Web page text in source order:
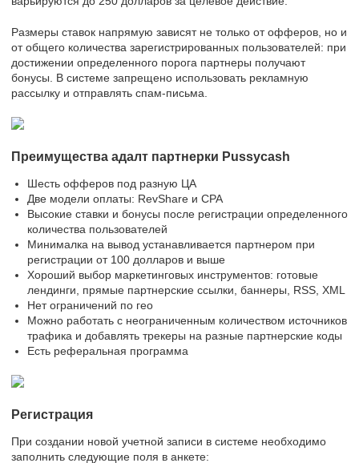
Размеры ставок напрямую зависят не только от офферов, но и
от общего количества зарегистрированных пользователей: при
достижении определенного порога партнеры получают
бонусы. В системе запрещено использовать рекламную
рассылку и отправлять спам-письма.
Преимущества адалт партнерки Pussycash
Шесть офферов под разную ЦА
Две модели оплаты: RevShare и CPA
Высокие ставки и бонусы после регистрации определенного
количества пользователей
Минималка на вывод устанавливается партнером при
регистрации от 100 долларов и выше
Хороший выбор маркетинговых инструментов: готовые
лендинги, прямые партнерские ссылки, баннеры, RSS, XML
Нет ограничений по гео
Можно работать с неограниченным количеством источников
трафика и добавлять трекеры на разные партнерские коды
Есть реферальная программа
Регистрация
При создании новой учетной записи в системе необходимо
заполнить следующие поля в анкете: